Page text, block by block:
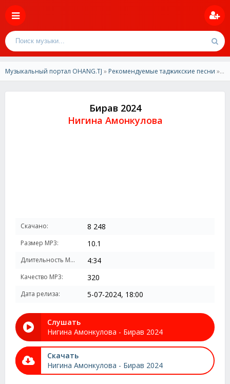
Музыкальный портал OHANG.TJ » Рекомендуемые таджикские песни » Нигина Амонкулова -Бирав 2024
Бирав 2024
Нигина Амонкулова
Скачано: 8 248
Размер MP3: 10.1
Длительность MP3: 4:34
Качество MP3: 320
Дата релиза: 5-07-2024, 18:00
Слушать
Нигина Амонкулова - Бирав 2024
Скачать
Нигина Амонкулова - Бирав 2024